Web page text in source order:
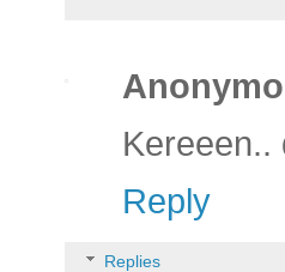
Kereeen..
Reply
Replies